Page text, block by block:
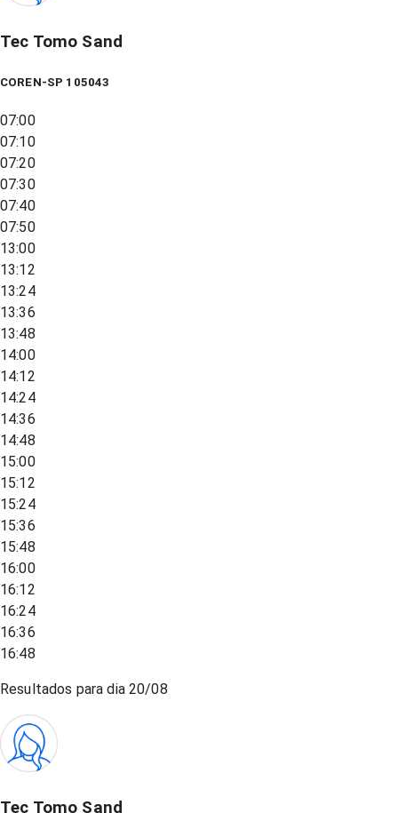
Tec Tomo Sand
COREN-SP 105043
07:00
07:10
07:20
07:30
07:40
07:50
13:00
13:12
13:24
13:36
13:48
14:00
14:12
14:24
14:36
14:48
15:00
15:12
15:24
15:36
15:48
16:00
16:12
16:24
16:36
16:48
Resultados para dia20/08
Tec Tomo Sand